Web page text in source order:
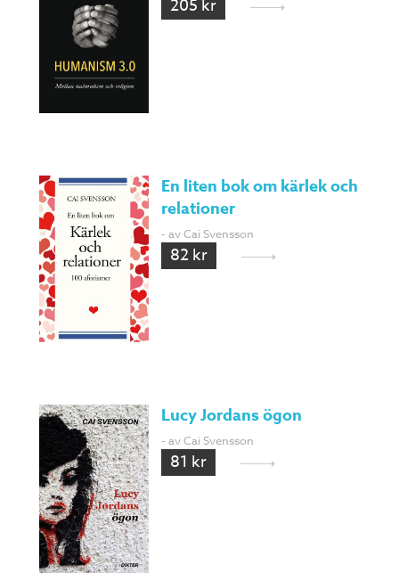
205 kr
En liten bok om kärlek och
relationer
- av Cai Svensson
82 kr
Lucy Jordans ögon
- av Cai Svensson
81 kr